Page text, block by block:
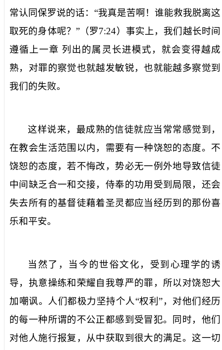
常认同保罗说的话：“我真是苦啊！谁能救我脱离这
取死的身体呢？”（罗7:24）事实上，我们越长时间
遵循上一章 列出的属灵长进模式，就会变得越成
熟，对罪的察觉也就越发敏锐，也就能越多察觉到
我们的失败。
这样说来，最成熟的信徒就应当常常感觉到，
在教会生活范围以内，需要有一种饶恕的态度。不
饶恕的态度，若不悔改，势必无一例外地导致信徒
中间缺乏合一和交接，侍奉的功用受到局限，还会
失去所有的基督徒藉着圣灵都应当经历到的那份喜
乐和平安。
当然了，当今的世俗文化，受到心理学的诱
导，执意操练和荣耀自我尊严的罪，所以对饶恕大
加嘲讽。人们都极力坚持个人“权利”，对他们经历
的每一种所谓的不公正都感到受冒犯。同时，他们
对他人施行报复，从中获取到很大的满足。这一切